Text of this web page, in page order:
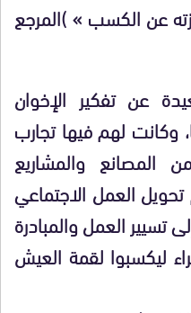
عن الكسب » )المرجع
عن تفكير الإخوان
وكانت لهم فيها تجارب
المصانع والمشاريع
العمل الاجتماعي
تسيير العمل والمبادرة
ليكسبوا لقمة العيش